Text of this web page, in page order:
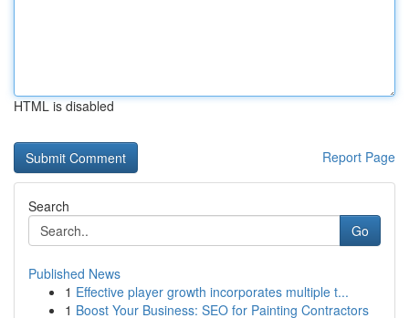
HTML is disabled
Report Page
Search
Go
Published News
1 Effective player growth incorporates multiple t...
1 Boost Your Business: SEO for Painting Contractors